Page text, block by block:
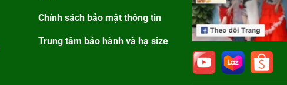
Chính sách bảo mật thông tin
Trung tâm bảo hành và hạ size